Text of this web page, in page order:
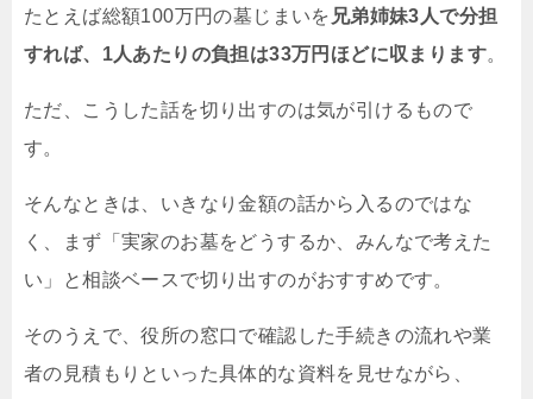
たとえば総額100万円の墓じまいを 兄弟姉妹3人で分担
すれば、1人あたりの負担は33万円ほどに収まります。
ただ、こうした話を切り出すのは気が引けるもので
す。
そんなときは、いきなり金額の話から入るのではな
く、まず「実家のお墓をどうするか、みんなで考えた
い」と相談ベースで切り出すのがおすすめです。
そのうえで、役所の窓口で確認した手続きの流れや業
者の見積もりといった具体的な資料を見せながら、